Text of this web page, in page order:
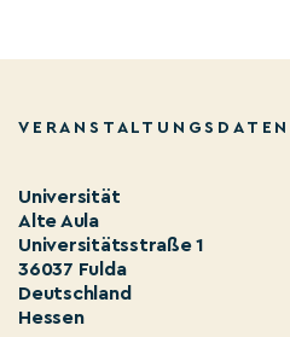
VERANSTALTUNGSDATEN
Universität
Alte Aula
Universitätsstraße 1
36037 Fulda
Deutschland
Hessen